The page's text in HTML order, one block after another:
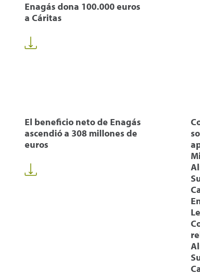
Enagás dona 100.000 euros
a Cáritas
El beneficio neto de Enagás
ascendió a 308 millones de
euros